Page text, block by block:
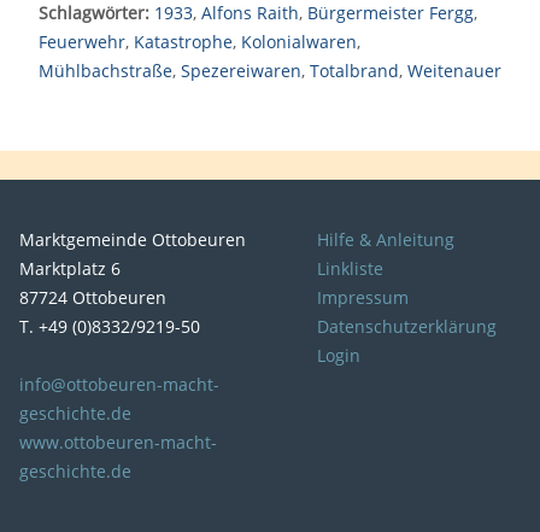
Schlagwörter: 1933, Alfons Raith, Bürgermeister Fergg,
Feuerwehr, Katastrophe, Kolonialwaren,
Mühlbachstraße, Spezereiwaren, Totalbrand, Weitenauer
Marktgemeinde Ottobeuren
Marktplatz 6
87724 Ottobeuren
T. +49 (0)8332/9219-50
info@ottobeuren-macht-
geschichte.de
www.ottobeuren-macht-
geschichte.de
Hilfe & Anleitung
Linkliste
Impressum
Datenschutzerklärung
Login